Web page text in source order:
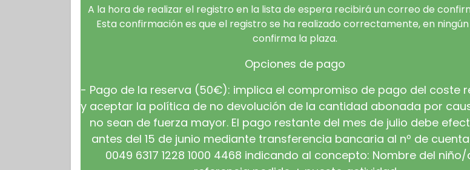
A la hora de realizar el registro en la lista de espera recibirá un correo de
Esta confirmación es que el registro se ha realizado correctamente, en
confirma la plaza.
Opciones de pago
- Pago de la reserva (50€): implica el compromiso de pago del coste
y aceptar la política de no devolución de la cantidad abonada por
no sean de fuerza mayor. El pago restante del mes de julio debe
antes del 15 de junio mediante transferencia bancaria al nº de cuenta
0049 6317 1228 1000 4468 indicando al concepto: Nombre del niño/